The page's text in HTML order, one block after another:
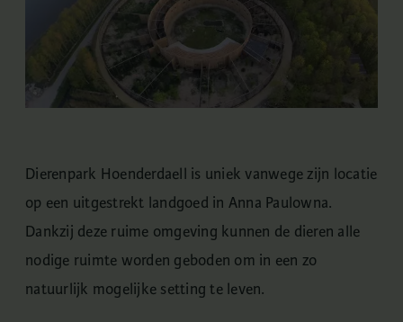
Dierenpark Hoenderdaell is uniek vanwege zijn locatie
op een uitgestrekt landgoed in Anna Paulowna.
Dankzij deze ruime omgeving kunnen de dieren alle
nodige ruimte worden geboden om in een zo
natuurlijk mogelijke setting te leven.